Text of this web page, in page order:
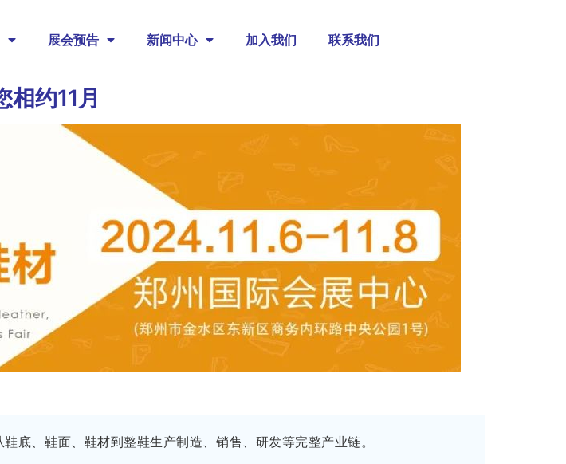
展会预告 新闻中心 加入我们 联系我们
约11月
底、鞋面、鞋材到整鞋生产制造、销售、研发等完整产业链。